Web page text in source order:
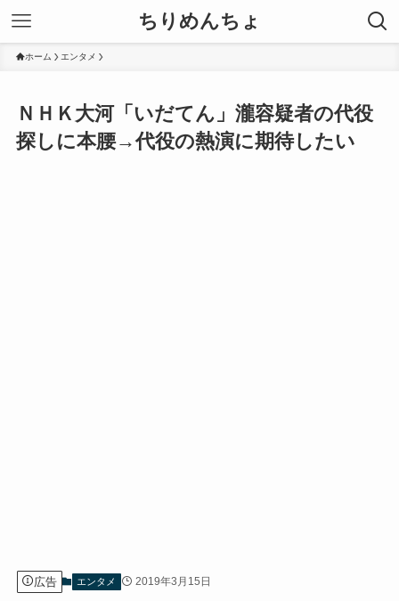
ちりめんちょ
ホーム エンタメ
ＮＨＫ大河「いだてん」瀧容疑者の代役
探しに本腰→代役の熱演に期待したい
広告 エンタメ 2019年3月15日